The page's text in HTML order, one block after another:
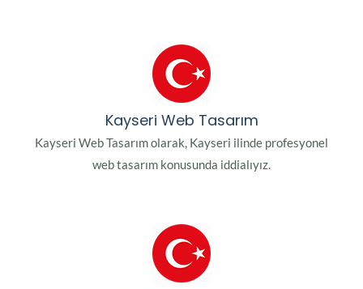
Kayseri Web Tasarım
Kayseri Web Tasarım olarak, Kayseri ilinde profesyonel
web tasarım konusunda iddialıyız.